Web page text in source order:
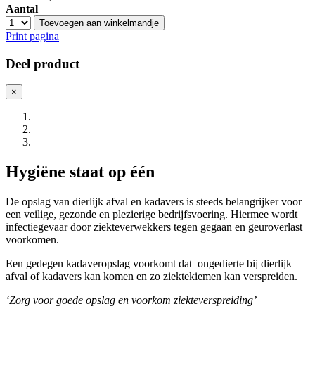
Aantal
Toevoegen aan winkelmandje
Print pagina
Deel product
×
Hygiëne staat op één
De opslag van dierlijk afval en kadavers is steeds belangrijker voor
een veilige, gezonde en plezierige bedrijfsvoering. Hiermee wordt
infectiegevaar door ziekteverwekkers tegen gegaan en geuroverlast
voorkomen.
Een gedegen kadaveropslag voorkomt dat ongedierte bij dierlijk
afval of kadavers kan komen en zo ziektekiemen kan verspreiden.
‘Zorg voor goede opslag en voorkom ziekteverspreiding’